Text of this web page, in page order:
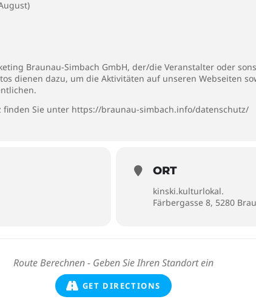
Braunau-Simbach GmbH, der/die Veranstalter oder
dienen dazu, um die Aktivitäten auf unseren Webseiten
finden Sie unter https://braunau-simbach.info/datenschutz/
ORT
kinski.kulturlokal.
Färbergasse 8, 5280
GET DIRECTIONS